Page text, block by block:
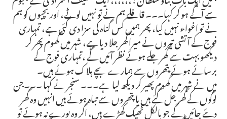
سے آگے ہو کر کہا۔۔۔ قافلے ہم نے تو نہیں لوٹے، اور بچیوں کو ہم
نے تو اغواء نہیں کیا، پھر ہمیں کس گناہ کی سزا دی گئی ہے، تمہاری
فوج کے آتشی تیروں نے میرا گھر جلا دیا ہے، شہر میں گھوم پھر کر
دیکھو بہت سے گھر جلے ہوئے نظر آئیں گے ،تمہاری فوج کے
برسائے ہوئے پتھروں سے ہمارے بچے ہلاک ہوئے ہیں۔
میں نے شہر میں گھوم پھیر کر دیکھ لیا ہے۔۔۔ سنجر نے کہا ۔۔۔جن
لوگوں کے گھر جل گئے ہیں یا پتھروں سے تباہ ہوئے ہیں انہیں وہ گھر
دیئے جائیں گے جو بالکل ٹھیک کھڑے ہیں، اگر وہ پورے نہ ہوئے تو